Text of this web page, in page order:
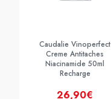
Caudalie Vinoperfect
Creme Antitaches
Niacinamide 50ml
Recharge
26,90€